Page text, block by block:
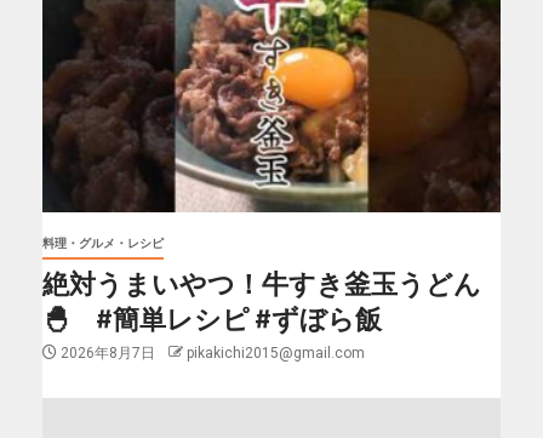
料理・グルメ・レシピ
絶対うまいやつ！牛すき釜玉うどん
🐣 #簡単レシピ #ずぼら飯
2026年8月7日 pikakichi2015@gmail.com